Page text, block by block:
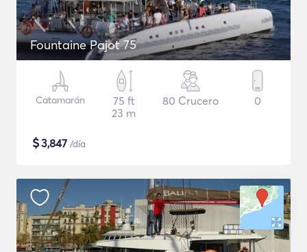
Fountaine Pajot 75
Catamarán
75 ft
23 m
80 Crucero 0
$3,847 /día